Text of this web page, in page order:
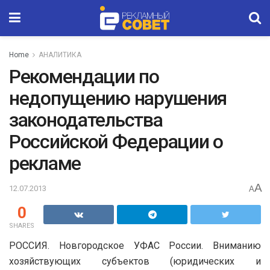
Home АНАЛИТИКА
Рекомендации по
недопущению нарушения
законодательства
Российской Федерации о
рекламе
12.07.2013 AA
0
SHARES
РОССИЯ. Новгородское УФАС России. Вниманию
хозяйствующих субъектов (юридических и